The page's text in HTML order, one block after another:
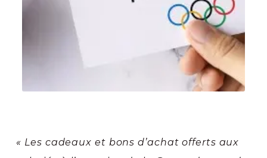
« Les cadeaux et bons d’achat offerts aux